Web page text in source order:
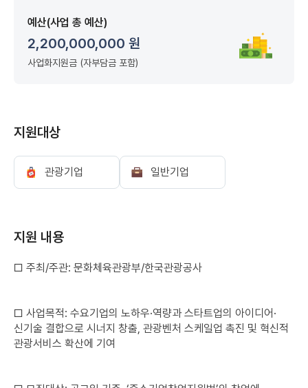
예산(사업 총 예산)
2,200,000,000 원
사업화지원금 (자부담금 포함)
지원대상
관광기업 일반기업
지원 내용
□ 주최/주관: 문화체육관광부/한국관광공사
□ 사업목적: 수요기업의 노하우·역량과 스타트업의 아이디어·
신기술 결합으로 시너지 창출, 관광벤처 스케일업 촉진 및 혁신적
관광서비스 확산에 기여